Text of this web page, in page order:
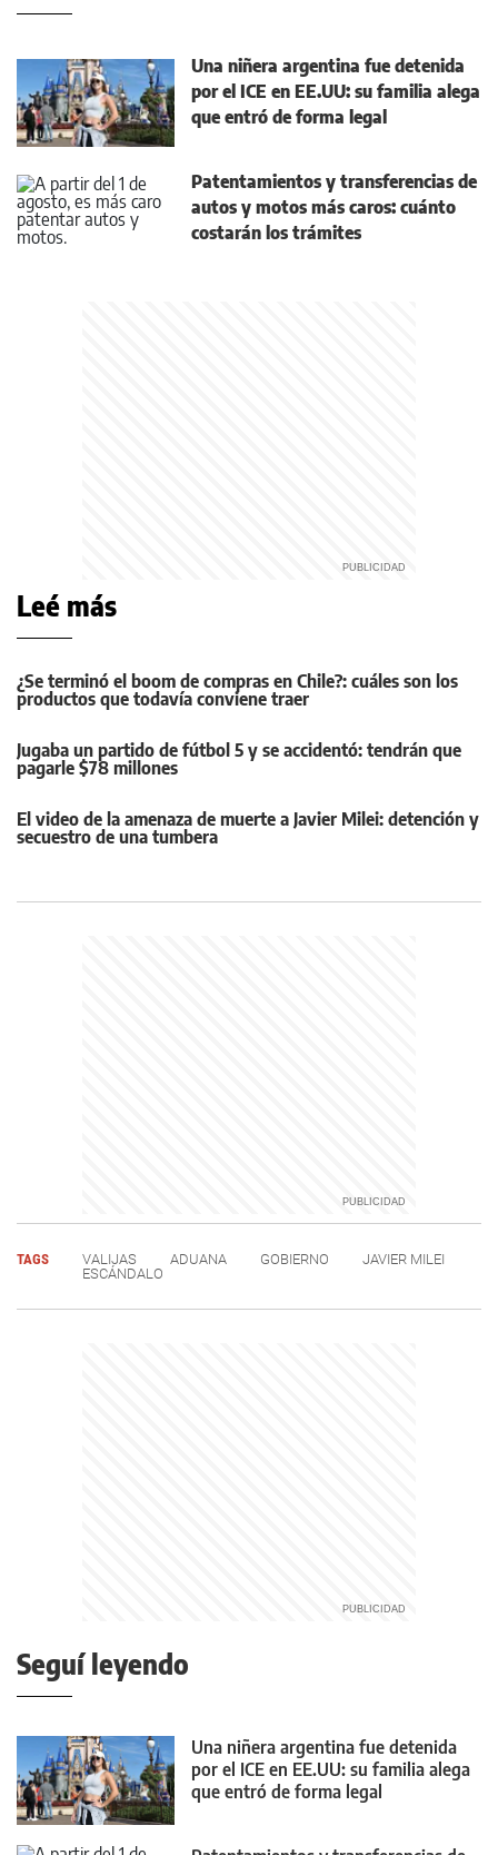
Una niñera argentina fue detenida
por el ICE en EE.UU: su familia alega
que entró de forma legal
Patentamientos y transferencias de
autos y motos más caros: cuánto
costarán los trámites
Leé más
¿Se terminó el boom de compras en Chile?: cuáles son los
productos que todavía conviene traer
Jugaba un partido de fútbol 5 y se accidentó: tendrán que
pagarle $78 millones
El video de la amenaza de muerte a Javier Milei: detención y
secuestro de una tumbera
TAGS VALIJAS ADUANA GOBIERNO
JAVIER MILEI
ESCÁNDALO
Seguí leyendo
Una niñera argentina fue detenida
por el ICE en EE.UU: su familia alega
que entró de forma legal